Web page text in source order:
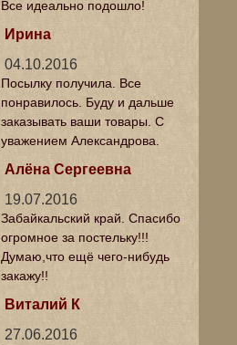
Все идеально подошло!
Ирина
04.10.2016
Посылку получила. Все
понравилось. Буду и дальше
заказывать ваши товары. С
уважением Александрова.
Алёна Сергеевна
19.07.2016
Забайкальский край. Спасибо
огромное за постельку!!!
Думаю,что ещё чего-нибудь
закажу!!
Виталий К
27.06.2016